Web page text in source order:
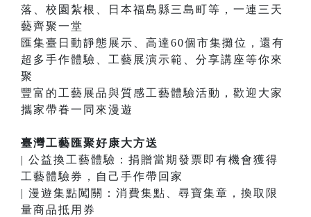
落、校園紮根、日本福島縣三島町等，一連三天
藝齊聚一堂
匯集臺日動靜態展示、高達60個市集攤位，還有
超多手作體驗、工藝展演示範、分享講座等你來
聚
豐富的工藝展品與質感工藝體驗活動，歡迎大家
攜家帶眷一同來漫遊
臺灣工藝匯聚好康大方送
| 公益換工藝體驗：捐贈當期發票即有機會獲得
工藝體驗券，自己手作帶回家
| 漫遊集點闖關：消費集點、尋寶集章，換取限
量商品抵用券